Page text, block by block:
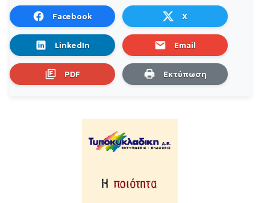
Facebook X
LinkedIn Email
PDF Εκτύπωση